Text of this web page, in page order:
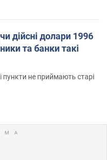
дійсні долари 1996
та банки такі
не приймають старі